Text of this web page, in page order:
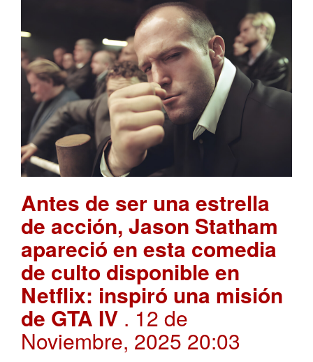
Antes de ser una estrella
de acción, Jason Statham
apareció en esta comedia
de culto disponible en
Netflix: inspiró una misión
de GTA IV . 12 de
Noviembre, 2025 20:03